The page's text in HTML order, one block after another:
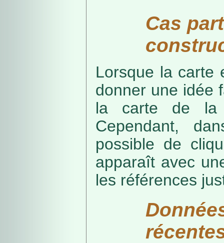
Cas
Lorsque la carte
donner une idée
la carte de la
Cependant,
possible de
apparaît avec
les références